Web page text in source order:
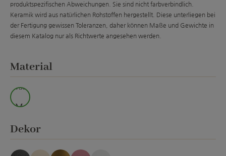
produktspezifischen Abweichungen. Sie sind nicht farbverbindlich.
Keramik wird aus natürlichen Rohstoffen hergestellt. Diese unterliegen bei
der Fertigung gewissen Toleranzen, daher können Maße und Gewichte in
diesem Katalog nur als Richtwerte angesehen werden.
Materialauswählen
wss.
M.
Dekorauswählen